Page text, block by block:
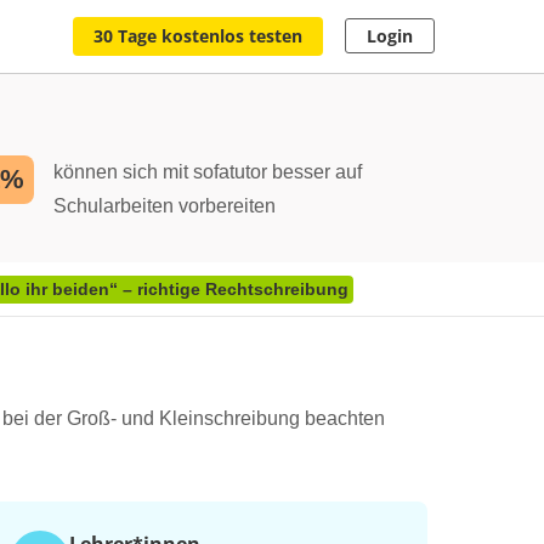
30 Tage kostenlos testen Login
können sich mit sofatutor besser auf
Schularbeiten vorbereiten
ihr beiden“ – richtige Rechtschreibung
der Groß- und Kleinschreibung beachten